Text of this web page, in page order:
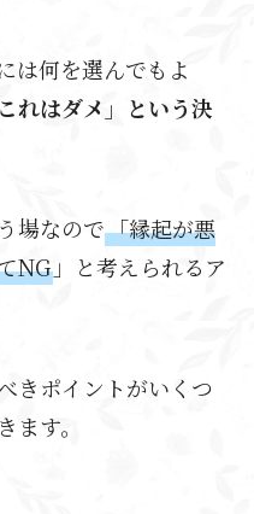
は何を選んでもよ
れはダメ」という決
場なので「縁起が悪
NG」と考えられるア
きポイントがいくつ
す。